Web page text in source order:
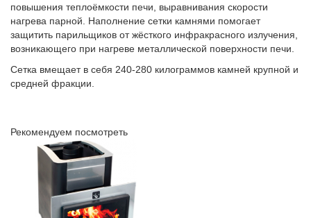
повышения теплоёмкости печи, выравнивания скорости
нагрева парной. Наполнение сетки камнями помогает
защитить парильщиков от жёсткого инфракрасного излучения,
возникающего при нагреве металлической поверхности печи.
Сетка вмещает в себя 240-280 килограммов камней крупной и
средней фракции.
Рекомендуем посмотреть